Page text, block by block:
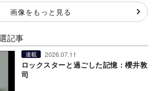
画像をもっと見る
記事
連載 2026.07.11
ロックスターと過ごした記憶：櫻井敦
司